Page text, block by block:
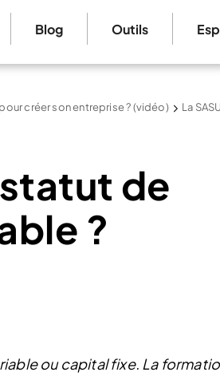
Blog Outils
créer son entreprise ? (vidéo) La
de
?
ou capital fixe. La